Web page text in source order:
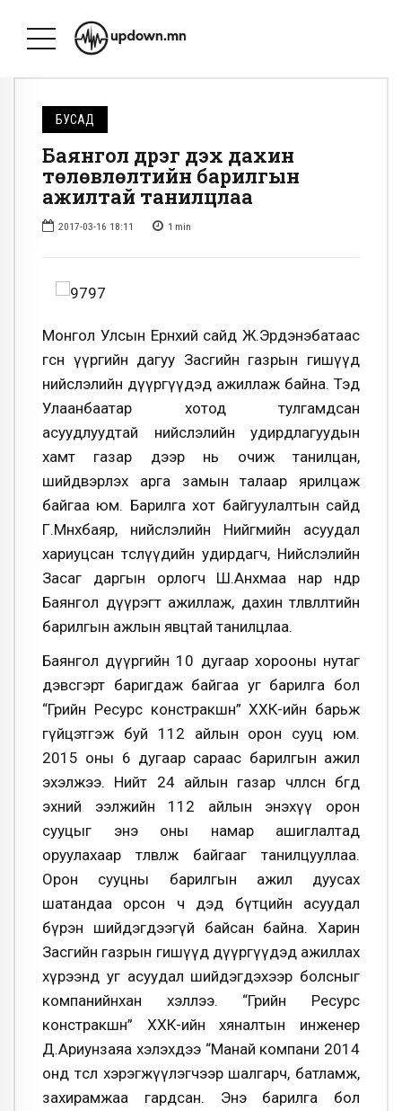
БУСАД
Баянгол дүүрэг дэх дахин
төлөвлөлтийн барилгын
ажилтай танилцлаа
2017-03-16 18:11 1 min
Монгол Улсын Ерөнхий сайд Ж.Эрдэнэбатаас
өгсөн үүргийн дагуу Засгийн газрын гишүүд
нийслэлийн дүүргүүдэд ажиллаж байна. Тэд
Улаанбаатар хотод тулгамдсан
асуудлуудтай нийслэлийн удирдлагуудын
хамт газар дээр нь очиж танилцан,
шийдвэрлэх арга замын талаар ярилцаж
байгаа юм. Барилга хот байгуулалтын сайд
Г.Мөнхбаяр, нийслэлийн Нийгмийн асуудал
хариуцсан төслүүдийн удирдагч, Нийслэлийн
Засаг даргын орлогч Ш.Анхмаа нар өнөөдөр
Баянгол дүүрэгт ажиллаж, дахин төлөвлөлтийн
барилгын ажлын явцтай танилцлаа.
Баянгол дүүргийн 10 дугаар хорооны нутаг
дэвсгэрт баригдаж байгаа уг барилга бол
“Грийн Ресурс констракшн” ХХК-ийн барьж
гүйцэтгэж буй 112 айлын орон сууц юм.
2015 оны 6 дугаар сараас барилгын ажил
эхэлжээ. Нийт 24 айлын газар чөлөөлсөн бөгөөд
эхний ээлжийн 112 айлын энэхүү орон
сууцыг энэ оны намар ашиглалтад
оруулахаар төлөвлөж байгааг танилцууллаа.
Орон сууцны барилгын ажил дуусах
шатандаа орсон ч дэд бүтцийн асуудал
бүрэн шийдэгдээгүй байсан байна. Харин
Засгийн газрын гишүүд дүүргүүдэд ажиллах
хүрээнд уг асуудал шийдэгдэхээр болсныг
компанийнхан хэллээ. “Грийн Ресурс
констракшн” ХХК-ийн хяналтын инженер
Д.Ариунзаяа хэлэхдээ “Манай компани 2014
онд төсөл хэрэгжүүлэгчээр шалгарч, батламж,
захирамжаа гардсан. Энэ барилга бол